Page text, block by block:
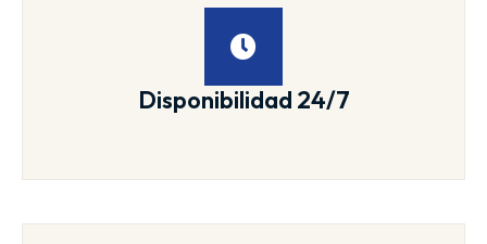
Disponibilidad 24/7